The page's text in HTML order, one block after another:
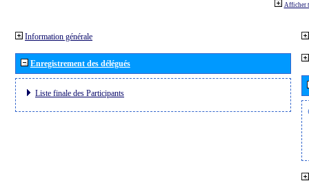
Afficher
Information générale
Enregistrement des délégués
Liste finale des Participants